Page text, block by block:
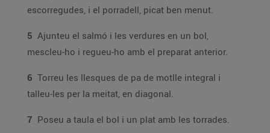
escorregudes, i el porradell, picat ben menut.
5 Ajunteu el salmó i les verdures en un bol,
mescleu-ho i regueu-ho amb el preparat anterior.
6 Torreu les llesques de pa de motlle integral i
talleu-les per la meitat, en diagonal.
7 Poseu a taula el bol i un plat amb les torrades.